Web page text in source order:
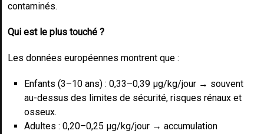
contaminés.
Qui est le plus touché ?
Les données européennes montrent que :
Enfants (3–10 ans) : 0,33–0,39 µg/kg/jour → souvent
au-dessus des limites de sécurité, risques rénaux et
osseux.
Adultes : 0,20–0,25 µg/kg/jour → accumulation